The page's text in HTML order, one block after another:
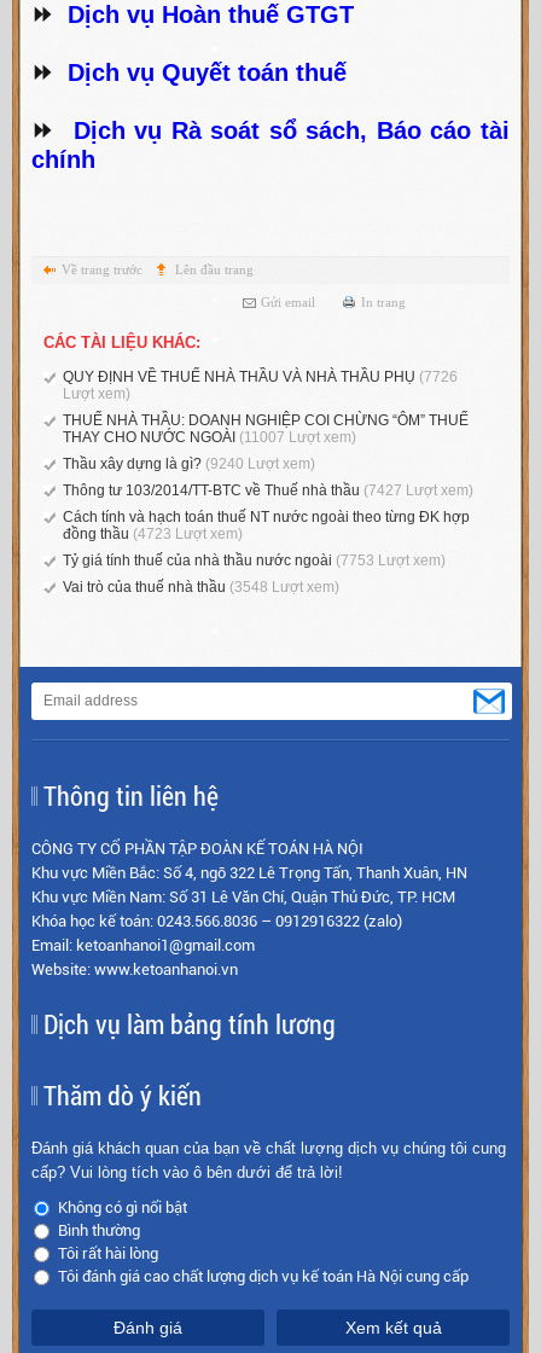
⏩ Dịch vụ Hoàn thuế GTGT
⏩ Dịch vụ Quyết toán thuế
⏩ Dịch vụ Rà soát sổ sách, Báo cáo tài
chính
Về trang trước Lên đầu trang
Gửi email In trang
CÁC TÀI LIỆU KHÁC:
QUY ĐỊNH VỀ THUẾ NHÀ THẦU VÀ NHÀ THẦU PHỤ (7726
Lượt xem)
THUẾ NHÀ THẦU: DOANH NGHIỆP COI CHỪNG “ÔM” THUẾ
THAY CHO NƯỚC NGOÀI (11007 Lượt xem)
Thầu xây dựng là gì? (9240 Lượt xem)
Thông tư 103/2014/TT-BTC về Thuế nhà thầu (7427 Lượt xem)
Cách tính và hạch toán thuế NT nước ngoài theo từng ĐK hợp
đồng thầu (4723 Lượt xem)
Tỷ giá tính thuế của nhà thầu nước ngoài (7753 Lượt xem)
Vai trò của thuế nhà thầu (3548 Lượt xem)
Thông tin liên hệ
CÔNG TY CỔ PHẦN TẬP ĐOÀN KẾ TOÁN HÀ NỘI
Khu vực Miền Bắc: Số 4, ngõ 322 Lê Trọng Tấn, Thanh Xuân, HN
Khu vực Miền Nam: Số 31 Lê Văn Chí, Quận Thủ Đức, TP. HCM
Khóa học kế toán: 0243.566.8036 – 0912916322 (zalo)
Email: ketoanhanoi1@gmail.com
Website: www.ketoanhanoi.vn
Dịch vụ làm bảng tính lương
Thăm dò ý kiến
Đánh giá khách quan của bạn về chất lượng dịch vụ chúng tôi cung
cấp? Vui lòng tích vào ô bên dưới để trả lời!
Không có gì nổi bật
Bình thường
Tôi rất hài lòng
Tôi đánh giá cao chất lượng dịch vụ kế toán Hà Nội cung cấp
Đánh giá Xem kết quả